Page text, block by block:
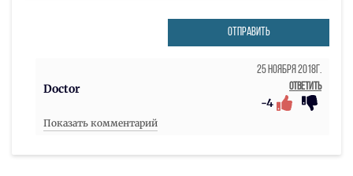
ОТПРАВИТЬ
Doctor
25 Ноября 2018г.
Ответить
-4
Показать комментарий